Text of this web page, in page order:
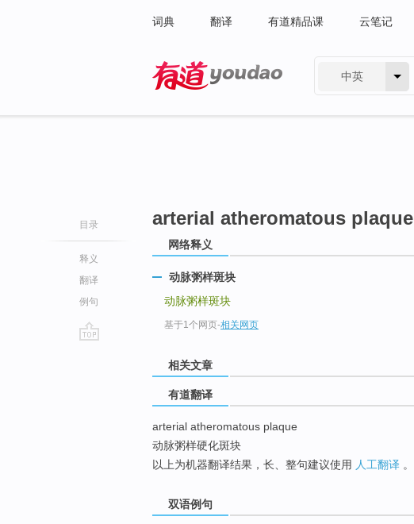
词典 翻译 有道精品课 云笔记
中英
目录
释义
翻译
例句
arterial atheromatous plaque
网络释义
动脉粥样斑块
动脉粥样斑块
基于1个网页-相关网页
相关文章
有道翻译
arterial atheromatous plaque
动脉粥样硬化斑块
以上为机器翻译结果，长、整句建议使用 人工翻译 。
双语例句